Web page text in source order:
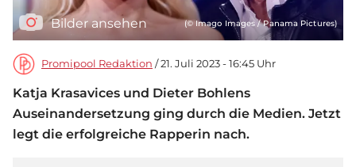
Bilder ansehen (© Imago Images / Panama Pictures)
Promipool Redaktion / 21. Juli 2023 - 16:45 Uhr
Katja Krasavices und Dieter Bohlens
Auseinandersetzung ging durch die Medien. Jetzt
legt die erfolgreiche Rapperin nach.